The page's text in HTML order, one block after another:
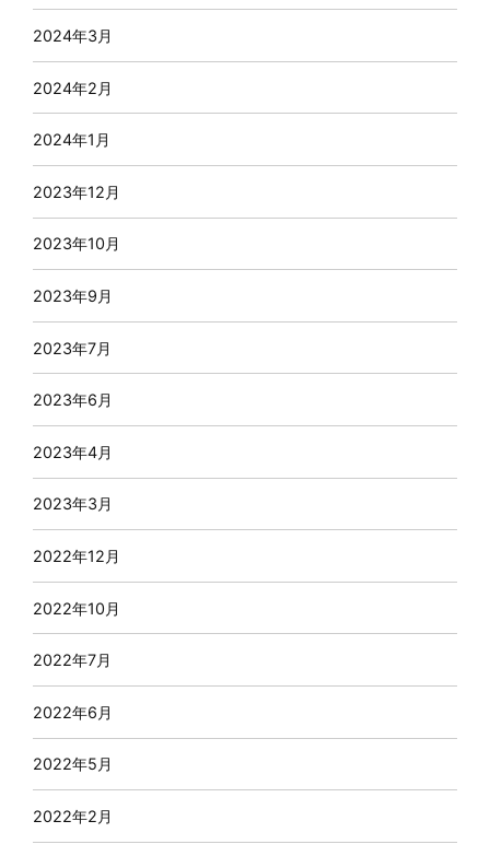
2024年3月
2024年2月
2024年1月
2023年12月
2023年10月
2023年9月
2023年7月
2023年6月
2023年4月
2023年3月
2022年12月
2022年10月
2022年7月
2022年6月
2022年5月
2022年2月